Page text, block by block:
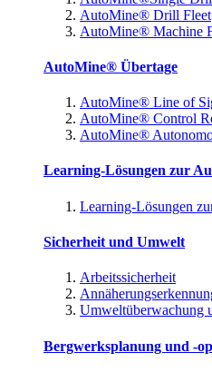
AutoMine® Drill Fleet
AutoMine® Machine
AutoMine® Übertage
AutoMine® Line of
AutoMine® Control
AutoMine®
Learning-Lösungen zur
Learning-Lösungen
Sicherheit und Umwelt
Arbeitssicherheit
Umweltüberwachung
Bergwerksplanung und -